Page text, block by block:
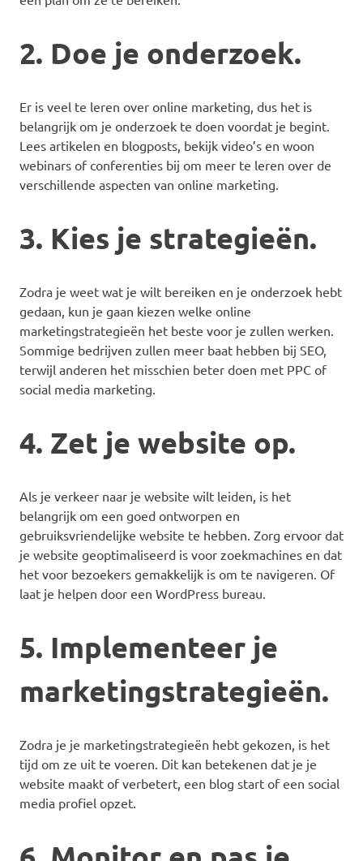
2. Doe je onderzoek.
Er is veel te leren over online marketing, dus het is
belangrijk om je onderzoek te doen voordat je begint.
Lees artikelen en blogposts, bekijk video’s en woon
webinars of conferenties bij om meer te leren over de
verschillende aspecten van online marketing.
3. Kies je strategieën.
Zodra je weet wat je wilt bereiken en je onderzoek hebt
gedaan, kun je gaan kiezen welke online
marketingstrategieën het beste voor je zullen werken.
Sommige bedrijven zullen meer baat hebben bij SEO,
terwijl anderen het misschien beter doen met PPC of
social media marketing.
4. Zet je website op.
Als je verkeer naar je website wilt leiden, is het
belangrijk om een goed ontworpen en
gebruiksvriendelijke website te hebben. Zorg ervoor dat
je website geoptimaliseerd is voor zoekmachines en dat
het voor bezoekers gemakkelijk is om te navigeren. Of
laat je helpen door een WordPress bureau.
5. Implementeer je
marketingstrategieën.
Zodra je je marketingstrategieën hebt gekozen, is het
tijd om ze uit te voeren. Dit kan betekenen dat je je
website maakt of verbetert, een blog start of een social
media profiel opzet.